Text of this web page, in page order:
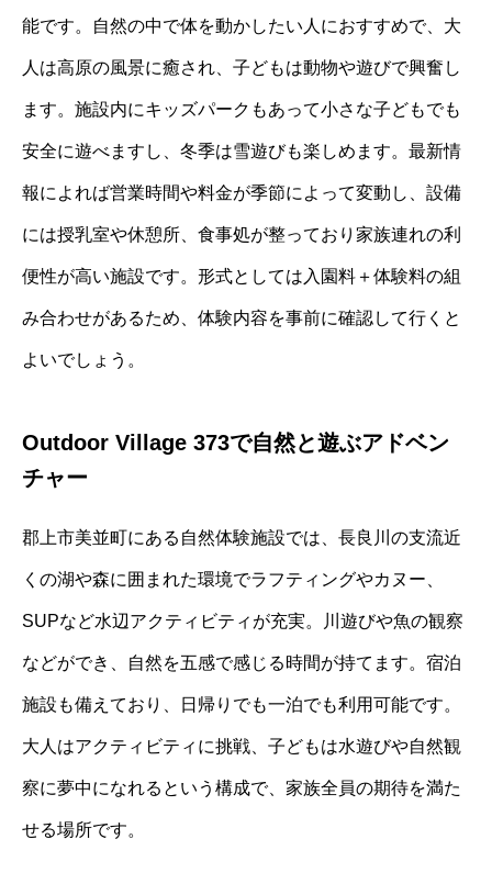
能です。自然の中で体を動かしたい人におすすめで、大
人は高原の風景に癒され、子どもは動物や遊びで興奮し
ます。施設内にキッズパークもあって小さな子どもでも
安全に遊べますし、冬季は雪遊びも楽しめます。最新情
報によれば営業時間や料金が季節によって変動し、設備
には授乳室や休憩所、食事処が整っており家族連れの利
便性が高い施設です。形式としては入園料＋体験料の組
み合わせがあるため、体験内容を事前に確認して行くと
よいでしょう。
Outdoor Village 373で自然と遊ぶアドベン
チャー
郡上市美並町にある自然体験施設では、長良川の支流近
くの湖や森に囲まれた環境でラフティングやカヌー、
SUPなど水辺アクティビティが充実。川遊びや魚の観察
などができ、自然を五感で感じる時間が持てます。宿泊
施設も備えており、日帰りでも一泊でも利用可能です。
大人はアクティビティに挑戦、子どもは水遊びや自然観
察に夢中になれるという構成で、家族全員の期待を満た
せる場所です。